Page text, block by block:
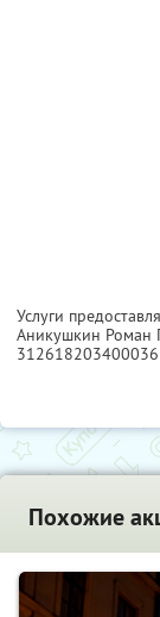
Услуги
Аникушкин Роман
312618203400036
Похожие